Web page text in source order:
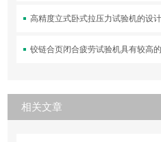
高精度立式卧式拉压力试验机的设
铰链合页闭合疲劳试验机具有较高
相关文章